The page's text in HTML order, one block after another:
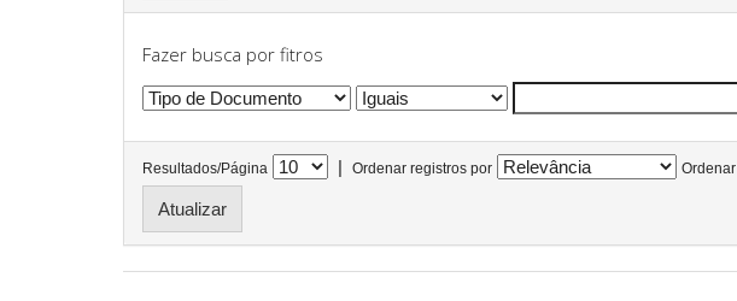
Fazer busca por fitros
Resultados/Página | Ordenar registros por Ordenar